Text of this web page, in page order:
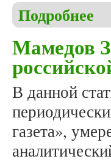
Подробнее
Мамедов
В данной
газета»,